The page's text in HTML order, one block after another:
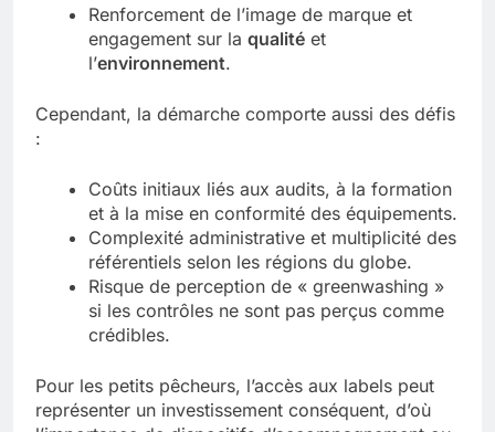
Renforcement de l’image de marque et
engagement sur la qualité et
l’environnement.
Cependant, la démarche comporte aussi des défis
:
Coûts initiaux liés aux audits, à la formation
et à la mise en conformité des équipements.
Complexité administrative et multiplicité des
référentiels selon les régions du globe.
Risque de perception de « greenwashing »
si les contrôles ne sont pas perçus comme
crédibles.
Pour les petits pêcheurs, l’accès aux labels peut
représenter un investissement conséquent, d’où